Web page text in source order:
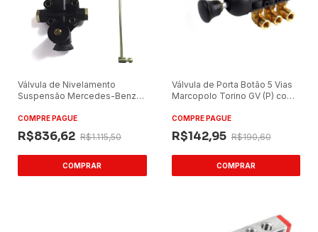
Válvula de Nivelamento
Suspensão Mercedes-Benz
COMPRE PAGUE
R$836,62 R$1.115,50
Válvula de Porta Botão 5 Vias
Marcopolo Torino GV (P) com
COMPRE PAGUE
R$142,95 R$190,60